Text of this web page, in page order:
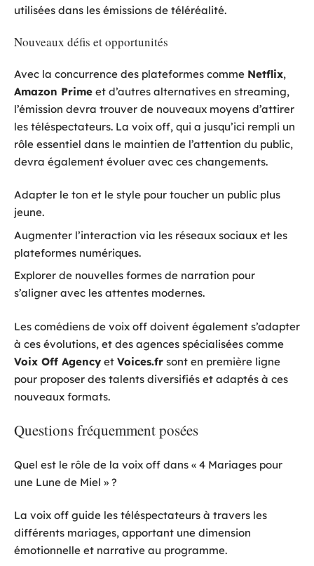
utilisées dans les émissions de téléréalité.
Nouveaux défis et opportunités
Avec la concurrence des plateformes comme Netflix,
Amazon Prime et d’autres alternatives en streaming,
l’émission devra trouver de nouveaux moyens d’attirer
les téléspectateurs. La voix off, qui a jusqu’ici rempli un
rôle essentiel dans le maintien de l’attention du public,
devra également évoluer avec ces changements.
Adapter le ton et le style pour toucher un public plus
jeune.
Augmenter l’interaction via les réseaux sociaux et les
plateformes numériques.
Explorer de nouvelles formes de narration pour
s’aligner avec les attentes modernes.
Les comédiens de voix off doivent également s’adapter
à ces évolutions, et des agences spécialisées comme
Voix Off Agency et Voices.fr sont en première ligne
pour proposer des talents diversifiés et adaptés à ces
nouveaux formats.
Questions fréquemment posées
Quel est le rôle de la voix off dans « 4 Mariages pour
une Lune de Miel » ?
La voix off guide les téléspectateurs à travers les
différents mariages, apportant une dimension
émotionnelle et narrative au programme.